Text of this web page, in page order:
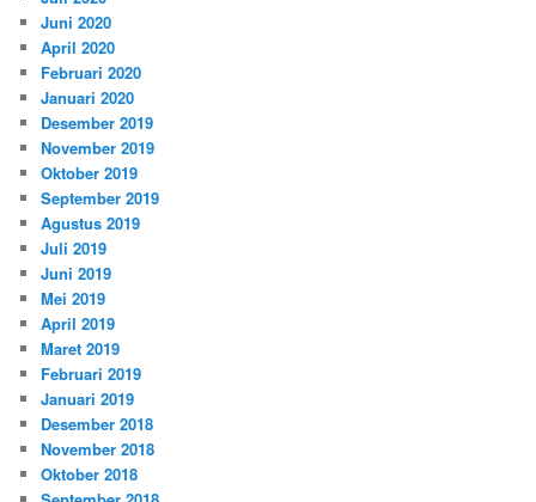
Juni 2020
April 2020
Februari 2020
Januari 2020
Desember 2019
November 2019
Oktober 2019
September 2019
Agustus 2019
Juli 2019
Juni 2019
Mei 2019
April 2019
Maret 2019
Februari 2019
Januari 2019
Desember 2018
November 2018
Oktober 2018